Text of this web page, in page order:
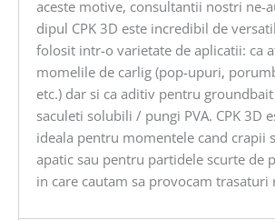
aceste motive, consultantii nostri ne-
dipul CPK 3D este incredibil de
folosit intr-o varietate de aplicatii: ca
momelile de carlig (pop-upuri,
etc.) dar si ca aditiv pentru
saculeti solubili / pungi PVA. CPK 3D
ideala pentru momentele cand crapii
apatic sau pentru partidele scurte de
in care cautam sa provocam trasaturi